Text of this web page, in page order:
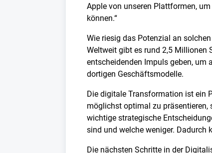
Apple von unseren Plattformen,
können.“
Wie riesig das Potenzial an
Weltweit gibt es rund 2,5 Millionen
entscheidenden Impuls geben, um
dortigen Geschäftsmodelle.
Die digitale Transformation ist ein
möglichst optimal zu präsentieren,
wichtige strategische
sind und welche weniger. Dadurch
Die nächsten Schritte in der